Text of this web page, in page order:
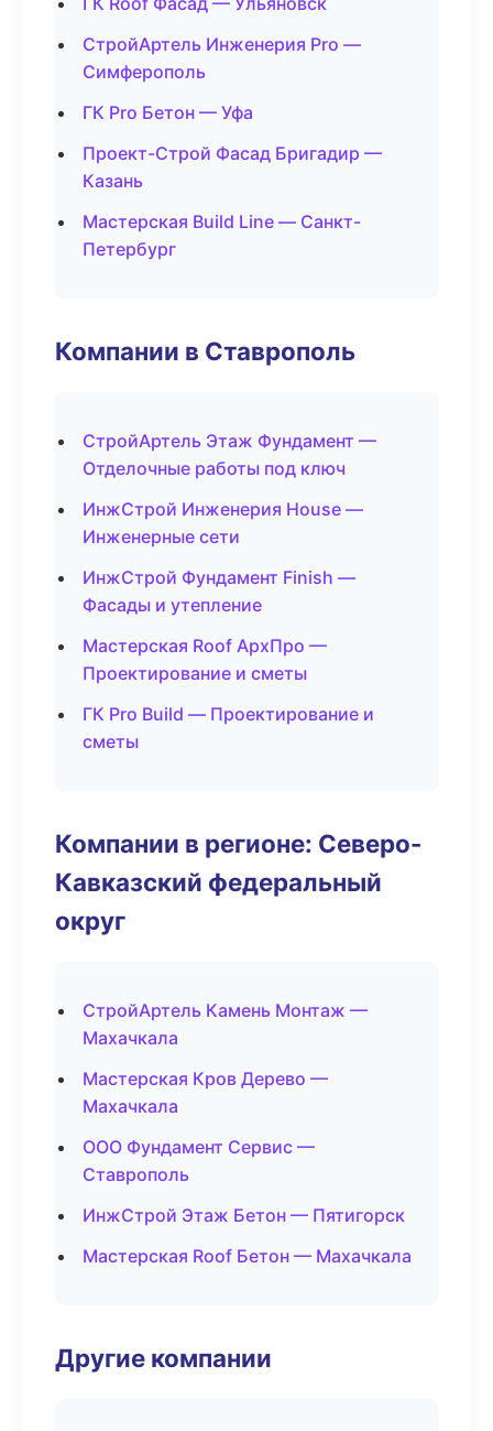
СтройАртель Инженерия Pro —
Симферополь
ГК Pro Бетон — Уфа
Проект-Строй Фасад Бригадир —
Казань
Мастерская Build Line — Санкт-
Петербург
Компании в Ставрополь
СтройАртель Этаж Фундамент —
Отделочные работы под ключ
ИнжСтрой Инженерия House —
Инженерные сети
ИнжСтрой Фундамент Finish —
Фасады и утепление
Мастерская Roof АрхПро —
Проектирование и сметы
ГК Pro Build — Проектирование и
сметы
Компании в регионе: Северо-
Кавказский федеральный
округ
СтройАртель Камень Монтаж —
Махачкала
Мастерская Кров Дерево —
Махачкала
ООО Фундамент Сервис —
Ставрополь
ИнжСтрой Этаж Бетон — Пятигорск
Мастерская Roof Бетон — Махачкала
Другие компании